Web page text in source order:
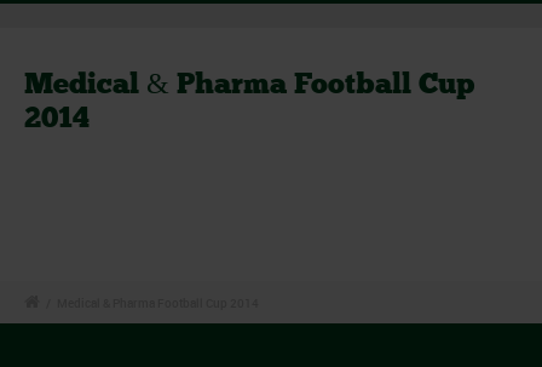
Medical & Pharma Football Cup
2014